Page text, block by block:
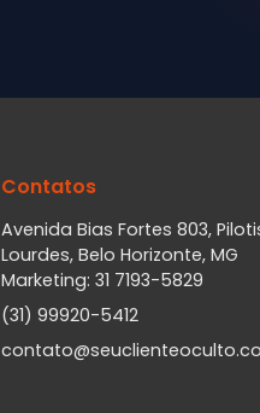
Contatos
Avenida Bias Fortes 803,
Lourdes, Belo Horizonte, MG
Marketing: 31 7193-5829
(31) 99920-5412